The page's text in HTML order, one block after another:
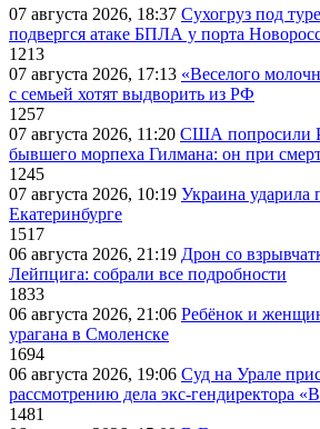
07 августа 2026, 18:37 Сухогруз под
подвергся атаке БПЛА у порта
1213
07 августа 2026, 17:13 «Веселого
с семьей хотят выдворить из РФ
1257
07 августа 2026, 11:20 США попросили
бывшего морпеха Гилмана: он при
1245
07 августа 2026, 10:19 Украина ударила
Екатеринбурге
1517
06 августа 2026, 21:19 Дрон со
Лейпцига: собрали все подробности
1833
06 августа 2026, 21:06 Ребёнок и
урагана в Смоленске
1694
06 августа 2026, 19:06 Суд на Урале
рассмотрению дела экс-
1481